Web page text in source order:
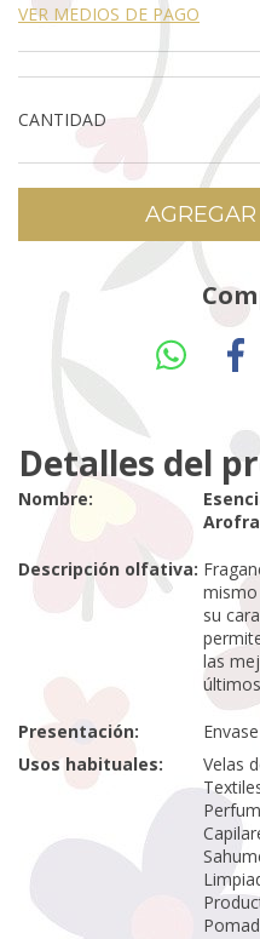
VER MEDIOS DE PAGO
CANTIDAD
Detalles del
Nombre:
Descripción olfativa:
su
las
Presentación:
Usos habituales:
Velas